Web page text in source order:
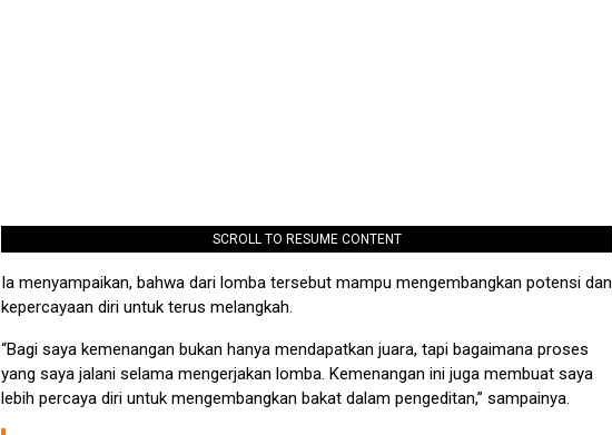
SCROLL TO RESUME CONTENT
Ia menyampaikan, bahwa dari lomba tersebut mampu mengembangkan potensi dan
kepercayaan diri untuk terus melangkah.
“Bagi saya kemenangan bukan hanya mendapatkan juara, tapi bagaimana proses
yang saya jalani selama mengerjakan lomba. Kemenangan ini juga membuat saya
lebih percaya diri untuk mengembangkan bakat dalam pengeditan,” sampainya.